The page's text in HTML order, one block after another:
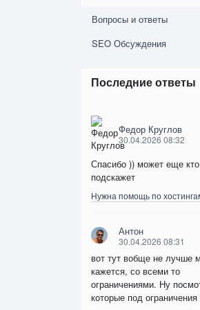
Вопросы и ответы
SEO Обсуждения
Последние ответы
Федор Круглов
30.04.2026 08:32
Спасибо )) может еще
подскажет
Нужна помощь по
Антон
30.04.2026 08:31
вот тут вобще не лучше
кажется, со всеми то
ограничениями. Ну
которые под